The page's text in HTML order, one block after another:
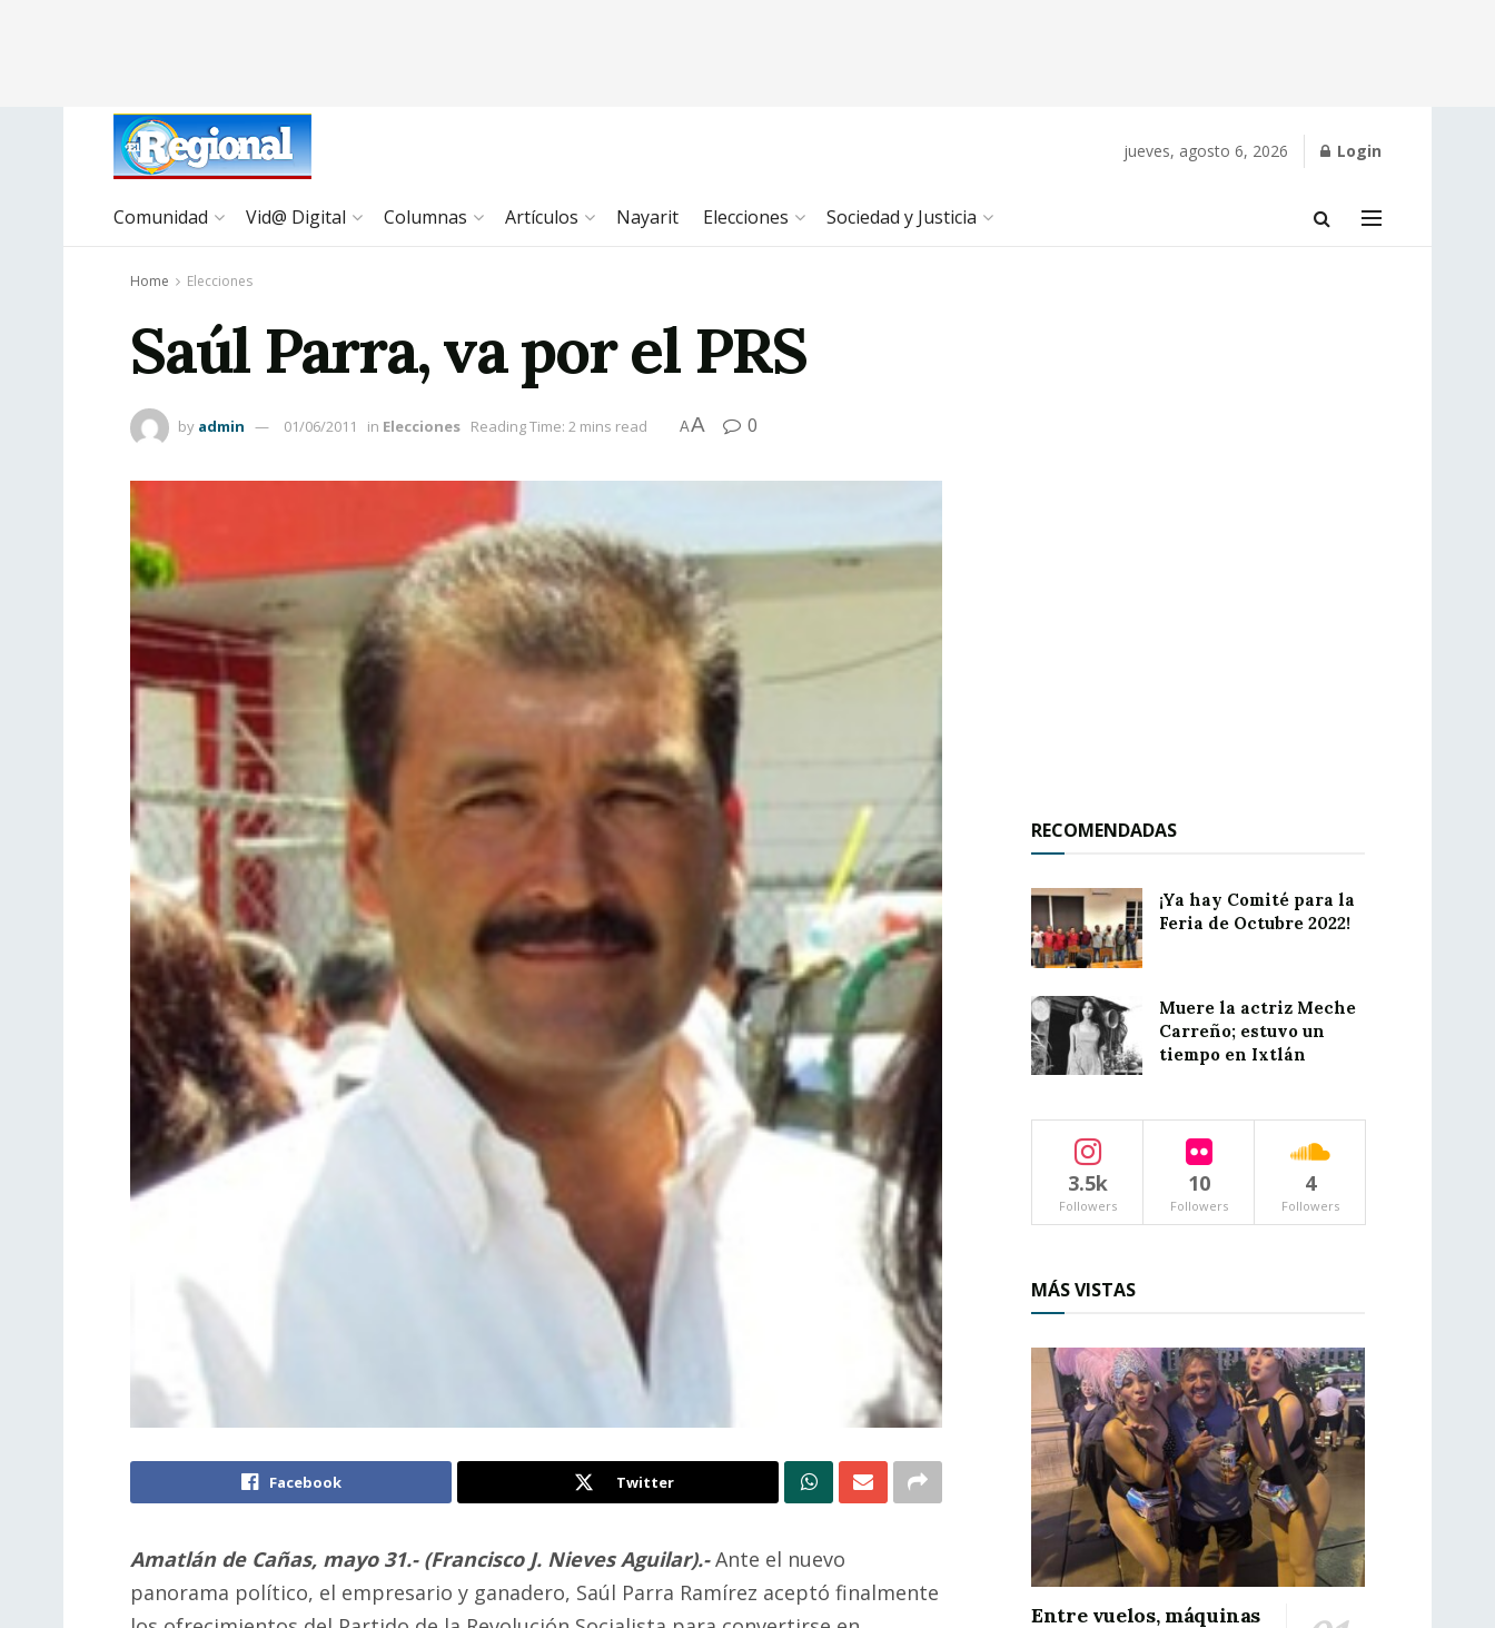
jueves, agosto 6, 2026 Login
Comunidad Vid@ Digital Columnas Artículos Nayarit Elecciones Sociedad y Justicia
Home Elecciones
Saúl Parra, va por el PRS
by admin 01/06/2011 in Elecciones Reading Time: 2 mins read AA 0
Facebook Twitter
Amatlán de Cañas, mayo 31.- (Francisco J. Nieves Aguilar).-Ante el nuevo
panorama político, el empresario y ganadero, Saúl Parra Ramírez aceptó finalmente
RECOMENDADAS
¡Ya hay Comité para la
Feria de Octubre 2022!
Muere la actriz Meche
Carreño; estuvo un
tiempo en Ixtlán
3.5k
Followers
10
Followers
4
Followers
MÁS VISTAS
Entre vuelos, máquinas